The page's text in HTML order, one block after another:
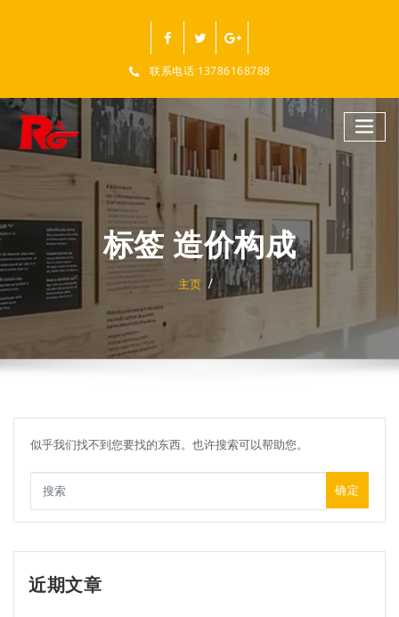
联系电话 13786168788
标签 造价构成
主页
似乎我们找不到您要找的东西。也许搜索可以帮助您。
确定
近期文章